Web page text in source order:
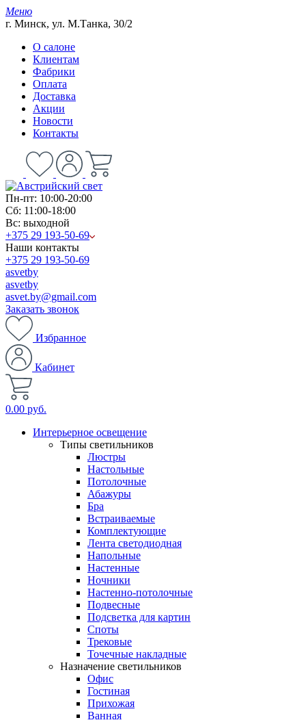
Меню
г. Минск, ул. М.Танка, 30/2
О салоне
Клиентам
Фабрики
Оплата
Доставка
Акции
Новости
Контакты
Пн-пт: 10:00-20:00
Сб: 11:00-18:00
Вс: выходной
+375 29 193-50-69
Наши контакты
+375 29 193-50-69
asvetby
asvetby
asvet.by@gmail.com
Заказать звонок
Избранное
Кабинет
0.00 руб.
Интерьерное освещение
Типы светильников
Люстры
Настольные
Потолочные
Абажуры
Бра
Встраиваемые
Комплектующие
Лента светодиодная
Напольные
Настенные
Ночники
Настенно-потолочные
Подвесные
Подсветка для картин
Споты
Трековые
Точечные накладные
Назначение светильников
Офис
Гостиная
Прихожая
Ванная